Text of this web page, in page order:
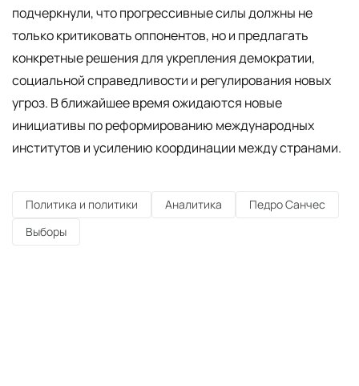
подчеркнули, что прогрессивные силы должны не
только критиковать оппонентов, но и предлагать
конкретные решения для укрепления демократии,
социальной справедливости и регулирования новых
угроз. В ближайшее время ожидаются новые
инициативы по реформированию международных
институтов и усилению координации между странами.
Политика и политики Аналитика
Педро Санчес
Выборы